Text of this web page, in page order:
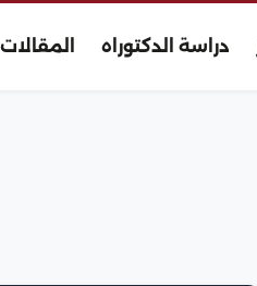
دراسة الدكتوراه المقالات